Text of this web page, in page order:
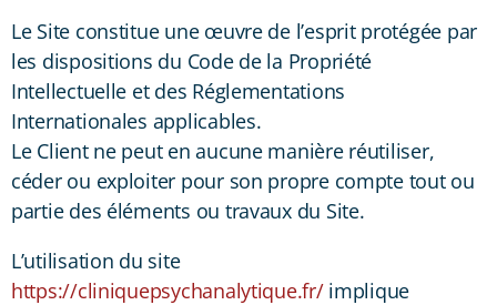
Le Site constitue une œuvre de l’esprit protégée par
les dispositions du Code de la Propriété
Intellectuelle et des Réglementations
Internationales applicables.
Le Client ne peut en aucune manière réutiliser,
céder ou exploiter pour son propre compte tout ou
partie des éléments ou travaux du Site.
L’utilisation du site
https://cliniquepsychanalytique.fr/implique